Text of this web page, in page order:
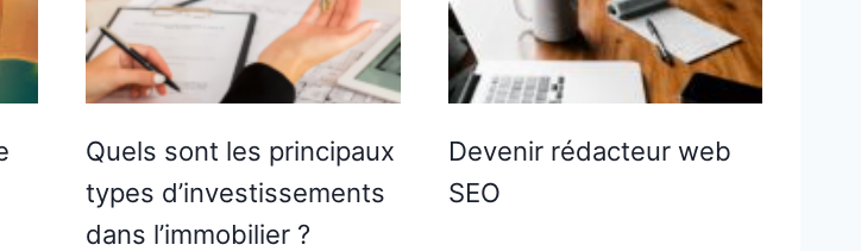
Quels sont les principaux
types d’investissements
dans l’immobilier ?
Devenir rédacteur web
SEO